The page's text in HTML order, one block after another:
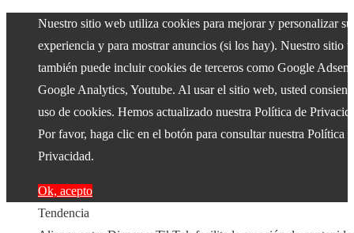
Nuestro sitio web utiliza cookies para mejorar y personalizar su
experiencia y para mostrar anuncios (si los hay). Nuestro sitio
también puede incluir cookies de terceros como Google
Google Analytics, Youtube. Al usar el sitio web, usted
uso de cookies. Hemos actualizado nuestra Política de
Por favor, haga clic en el botón para consultar nuestra Política
Privacidad.
Ok, acepto
Tendencia